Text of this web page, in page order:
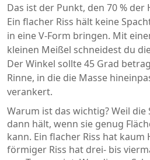
Das ist der Punkt, den 70 %
Ein flacher Riss hält keine
in eine V-Form bringen. Mit
kleinen Meißel schneidest du
Der Winkel sollte 45 Grad
Rinne, in die die Masse
verankert.
Warum ist das wichtig? Weil
dann hält, wenn sie genug
kann. Ein flacher Riss hat kaum
förmiger Riss hat drei- bis